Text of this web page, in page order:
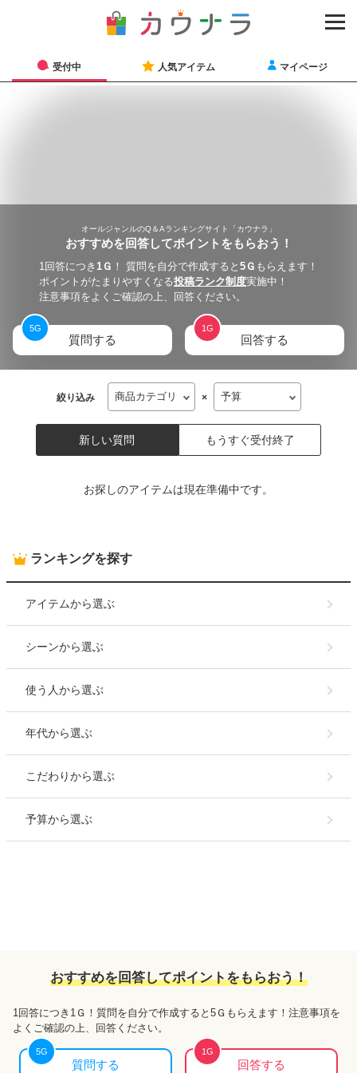
受付中 人気アイテム マイページ
オールジャンルのQ＆Aランキングサイト「カウナラ」
おすすめを回答してポイントをもらおう！
1回答につき 1 Ｇ ！ 質問を自分で作成すると 5 Ｇ もらえます！
ポイントがたまりやすくなる投稿ランク制度実施中！
注意事項をよくご確認の上、回答ください。
5G
質問する
1G
回答する
絞り込み ×
新しい質問 もうすぐ受付終了
お探しのアイテムは現在準備中です。
ランキングを探す
アイテムから選ぶ
シーンから選ぶ
使う人から選ぶ
年代から選ぶ
こだわりから選ぶ
予算から選ぶ
おすすめを回答してポイントをもらおう！
1回答につき 1Ｇ ！質問を自分で作成すると 5Ｇ もらえます！注意事項を
よくご確認の上、回答ください。
5G
質問する
1G
回答する